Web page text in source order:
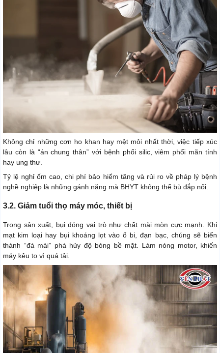
Không chỉ những cơn ho khan hay mệt mỏi nhất thời, việc tiếp xúc
lâu còn là “án chung thân” với bệnh phổi silic, viêm phổi mãn tính
hay ung thư.
Tỷ lệ nghỉ ốm cao, chi phí bảo hiểm tăng và rủi ro về pháp lý bệnh
nghề nghiệp là những gánh nặng mà BHYT không thể bù đắp nổi.
3.2. Giảm tuổi thọ máy móc, thiết bị
Trong sản xuất, bụi đóng vai trò như chất mài mòn cực mạnh. Khi
mạt kim loại hay bụi khoáng lọt vào ổ bi, đạn bạc, chúng sẽ biến
thành “đá mài” phá hủy độ bóng bề mặt. Làm nóng motor, khiến
máy kêu to vì quá tải.